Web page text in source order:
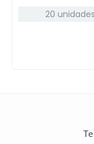
20 unidades